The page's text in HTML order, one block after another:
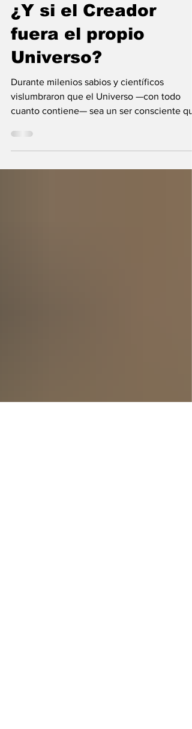
María Mercedes y Vladimir Gessen
9 jul
9 min de lectura
¿Y si el Creador
fuera el propio
Universo?
Durante milenios sabios y científicos
vislumbraron que el Universo —con todo